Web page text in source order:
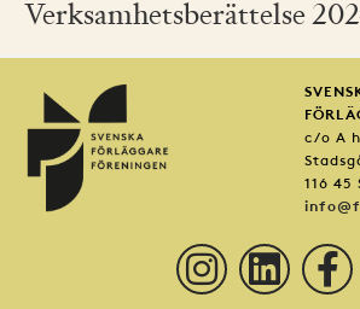
Verksamhetsberättelse
c/o A
116 45